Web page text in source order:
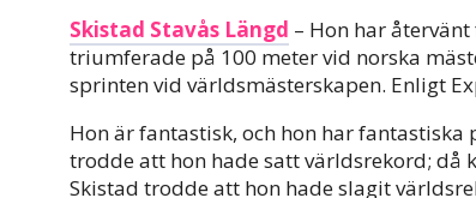
Skistad Stavås Längd – Hon har
triumferade på 100 meter vid norska
sprinten vid världsmästerskapen. Enligt
Hon är fantastisk, och hon har
trodde att hon hade satt världsrekord; då
Skistad trodde att hon hade slagit